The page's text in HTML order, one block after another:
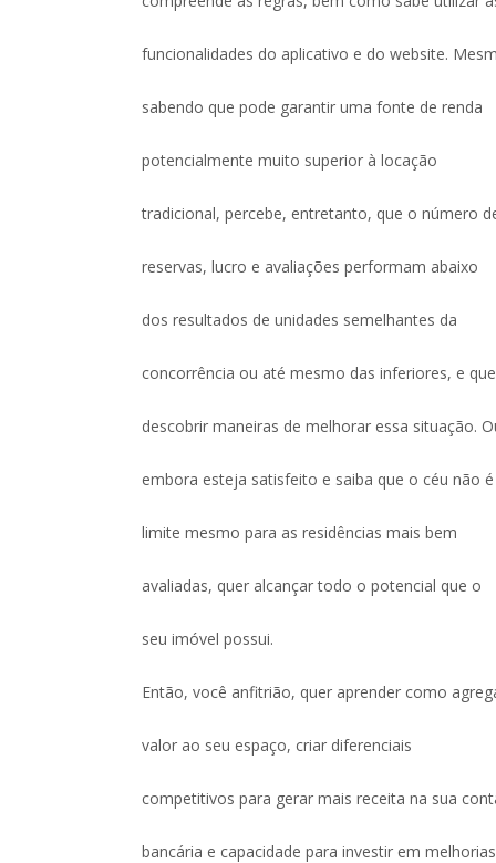
funcionalidades do aplicativo e do website.
sabendo que pode garantir uma fonte de renda
potencialmente muito superior à locação
tradicional, percebe, entretanto, que o número
reservas, lucro e avaliações performam abaixo
dos resultados de unidades semelhantes da
concorrência ou até mesmo das inferiores, e
descobrir maneiras de melhorar essa situação.
embora esteja satisfeito e saiba que o céu não
limite mesmo para as residências mais bem
avaliadas, quer alcançar todo o potencial que o
seu imóvel possui.
Então, você anfitrião, quer aprender como
valor ao seu espaço, criar diferenciais
competitivos para gerar mais receita na sua
bancária e capacidade para investir em melhorias